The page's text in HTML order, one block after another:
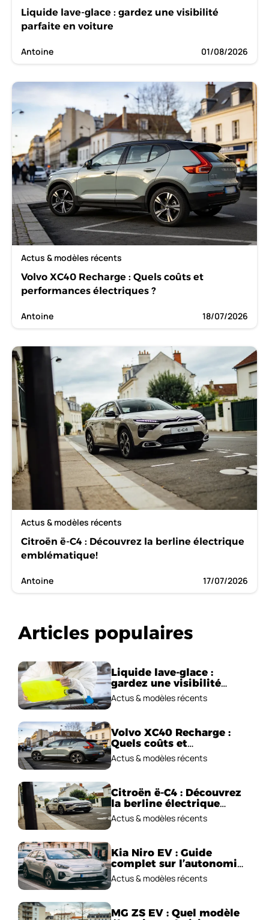
Liquide lave-glace : gardez une visibilité
parfaite en voiture
Antoine 01/08/2026
Actus & modèles récents
Volvo XC40 Recharge : Quels coûts et
performances électriques ?
Antoine 18/07/2026
Actus & modèles récents
Citroën ë-C4 : Découvrez la berline électrique
emblématique!
Antoine 17/07/2026
Articles populaires
Liquide lave-glace :
gardez une visibilité
parfaite en voiture
Actus & modèles récents
Volvo XC40 Recharge :
Quels coûts et
performances
électriques ?
Actus & modèles récents
Citroën ë-C4 : Découvrez
la berline électrique
emblématique!
Actus & modèles récents
Kia Niro EV : Guide
complet sur l’autonomie
et le prix !
Actus & modèles récents
MG ZS EV : Quel modèle